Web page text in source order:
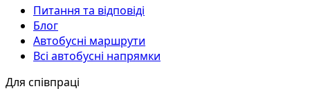
Питання та відповіді
Блог
Автобусні маршрути
Всі автобусні напрямки
Для співпраці